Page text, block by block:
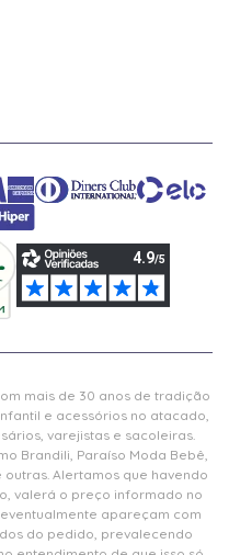
mais de 30 anos de tradição
e acessórios no atacado,
varejistas e sacoleiras.
Brandili, Paraíso Moda Bebê,
Alertamos que havendo
valerá o preço informado no
apareçam com
do pedido, prevalecendo